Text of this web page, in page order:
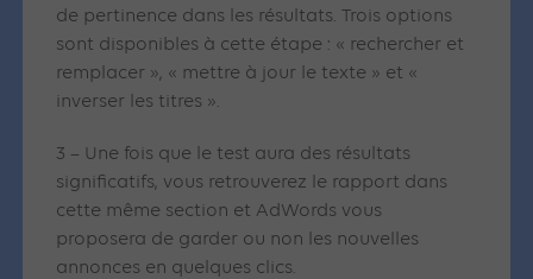
de pertinence dans les résultats. Trois options
sont disponibles à cette étape : « rechercher et
remplacer », « mettre à jour le texte » et «
inverser les titres ».
3 – Une fois que le test aura des résultats
significatifs, vous retrouverez le rapport dans
cette même section et AdWords vous
proposera de garder ou non les nouvelles
annonces en quelques clics.